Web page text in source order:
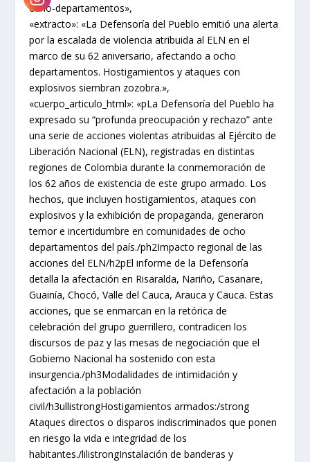
ocho-departamentos»,
«extracto»: «La Defensoría del Pueblo emitió una alerta
por la escalada de violencia atribuida al ELN en el
marco de su 62 aniversario, afectando a ocho
departamentos. Hostigamientos y ataques con
explosivos siembran zozobra.»,
«cuerpo_articulo_html»: «pLa Defensoría del Pueblo ha
expresado su “profunda preocupación y rechazo” ante
una serie de acciones violentas atribuidas al Ejército de
Liberación Nacional (ELN), registradas en distintas
regiones de Colombia durante la conmemoración de
los 62 años de existencia de este grupo armado. Los
hechos, que incluyen hostigamientos, ataques con
explosivos y la exhibición de propaganda, generaron
temor e incertidumbre en comunidades de ocho
departamentos del país./ph2Impacto regional de las
acciones del ELN/h2pEl informe de la Defensoría
detalla la afectación en Risaralda, Nariño, Casanare,
Guainía, Chocó, Valle del Cauca, Arauca y Cauca. Estas
acciones, que se enmarcan en la retórica de
celebración del grupo guerrillero, contradicen los
discursos de paz y las mesas de negociación que el
Gobierno Nacional ha sostenido con esta
insurgencia./ph3Modalidades de intimidación y
afectación a la población
civil/h3ullistrongHostigamientos armados:/strong
Ataques directos o disparos indiscriminados que ponen
en riesgo la vida e integridad de los
habitantes./lilistrongInstalación de banderas y